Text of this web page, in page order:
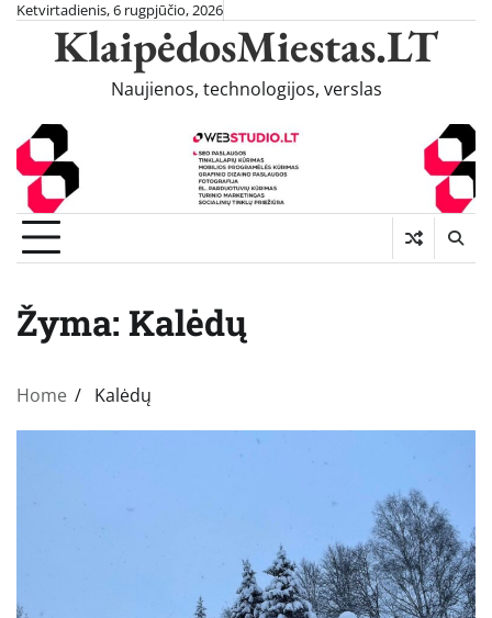
Skip
content
Ketvirtadienis, 6 rugpjūčio, 2026
KlaipėdosMiestas.LT
Naujienos, technologijos, verslas
Žyma: Kalėdų
Home Kalėdų